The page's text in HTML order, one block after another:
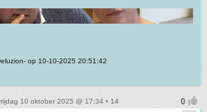
op 10-10-2025 20:51:42
10 oktober 2025 @ 17:34 • 14